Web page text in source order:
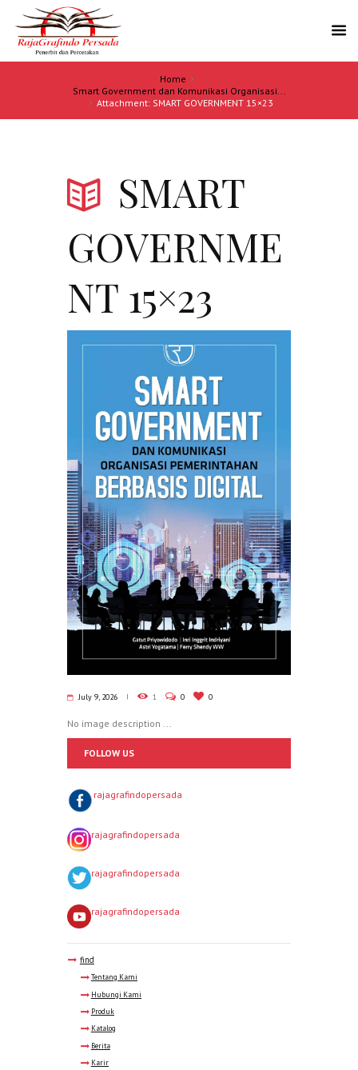
Home
Smart Government dan Komunikasi Organisasi...
Attachment: SMART GOVERNMENT 15×23
SMART
GOVERNME
NT 15×23
July 9, 2026 1 0 0
No image description ...
FOLLOW US
rajagrafindopersada
rajagrafindopersada
rajagrafindopersada
rajagrafindopersada
find
Tentang Kami
Hubungi Kami
Produk
Katalog
Berita
Karir